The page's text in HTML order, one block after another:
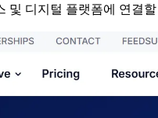
및 디지털 플랫폼에 연결